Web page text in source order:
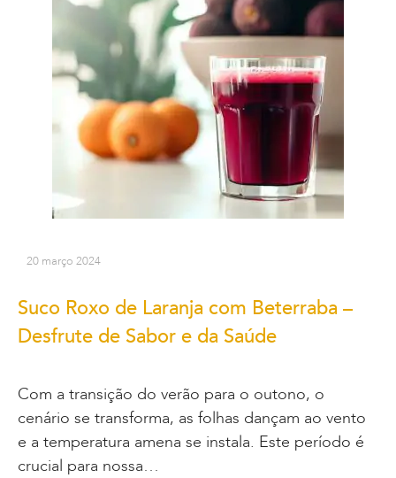
20 março 2024
Suco Roxo de Laranja com Beterraba –
Desfrute de Sabor e da Saúde
Com a transição do verão para o outono, o
cenário se transforma, as folhas dançam ao vento
e a temperatura amena se instala. Este período é
crucial para nossa…